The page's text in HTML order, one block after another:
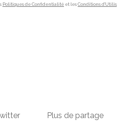
Politiques de Confidentialité et les Conditions d'Utilis
Plus de partage